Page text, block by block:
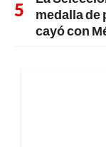
medalla de
cayó con